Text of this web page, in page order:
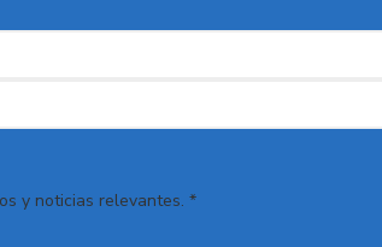
y noticias relevantes. *